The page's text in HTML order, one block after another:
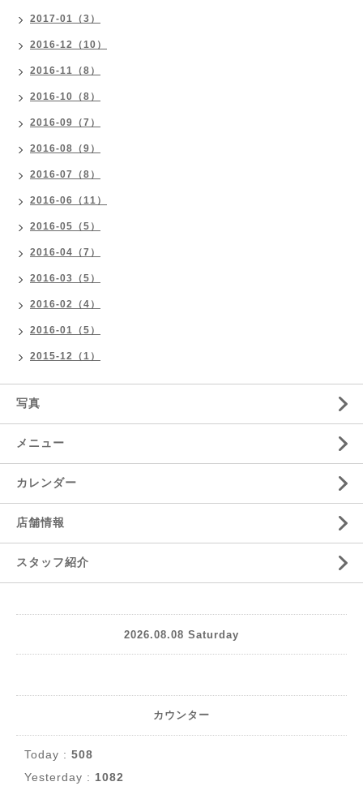
2017-01（3）
2016-12（10）
2016-11（8）
2016-10（8）
2016-09（7）
2016-08（9）
2016-07（8）
2016-06（11）
2016-05（5）
2016-04（7）
2016-03（5）
2016-02（4）
2016-01（5）
2015-12（1）
写真
メニュー
カレンダー
店舗情報
スタッフ紹介
2026.08.08 Saturday
カウンター
Today : 508
Yesterday : 1082